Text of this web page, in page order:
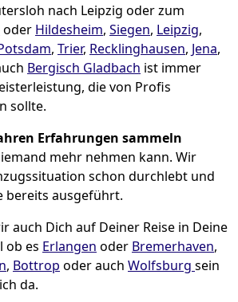
nach Leipzig oder zum
oder Hildesheim, Siegen, Leipzig,
, Trier, Recklinghausen, Jena,
Bergisch Gladbach ist immer
die von Profis
sollte.
Erfahrungen sammeln
mehr nehmen kann. Wir
schon durchlebt und
bereits ausgeführt.
auch Dich auf Deiner Reise in Deine
ob es Erlangen oder Bremer­haven,
, Bottrop oder auch Wolfsburg sein
da.